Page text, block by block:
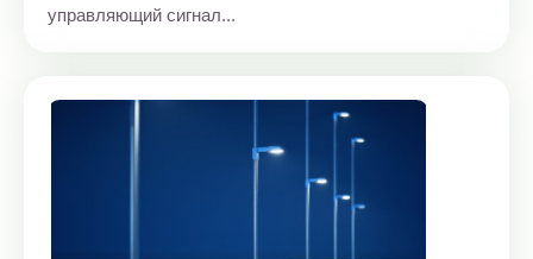
управляющий сигнал...